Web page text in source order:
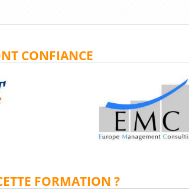
CONFIANCE
FORMATION ?